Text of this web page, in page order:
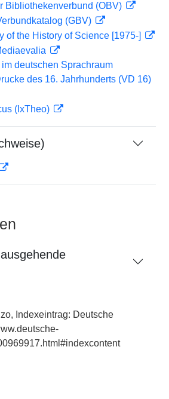
Bibliothekenverbund (OBV)
(GBV)
of the History of Science [1975-]
deutschen Sprachraum
des 16. Jahrhunderts (VD 16)
(IxTheo)
Indexeintrag: Deutsche